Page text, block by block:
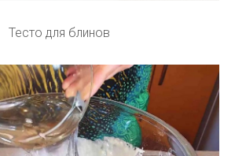
Тесто для блинов